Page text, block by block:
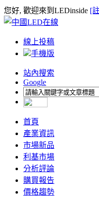
您好, 歡迎來到LEDinside [
線上投稿
手機版
站內搜索
Google
首頁
產業資訊
市場新品
利基市場
分析評論
購買報告
價格趨勢